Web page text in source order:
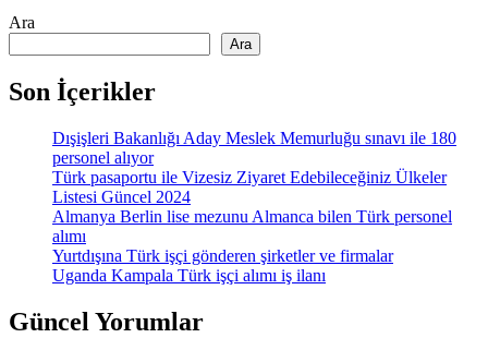
Ara
Ara
Son İçerikler
Dışişleri Bakanlığı Aday Meslek Memurluğu sınavı ile 180
personel alıyor
Türk pasaportu ile Vizesiz Ziyaret Edebileceğiniz Ülkeler
Listesi Güncel 2024
Almanya Berlin lise mezunu Almanca bilen Türk personel
alımı
Yurtdışına Türk işçi gönderen şirketler ve firmalar
Uganda Kampala Türk işçi alımı iş ilanı
Güncel Yorumlar